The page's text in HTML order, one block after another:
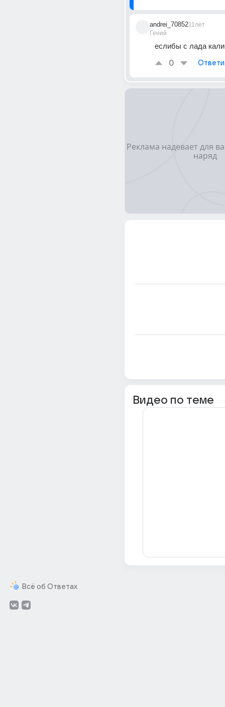
Всё об Ответах
andrei_70852
Гений
11лет
еслибы с лада
0
Видео по теме